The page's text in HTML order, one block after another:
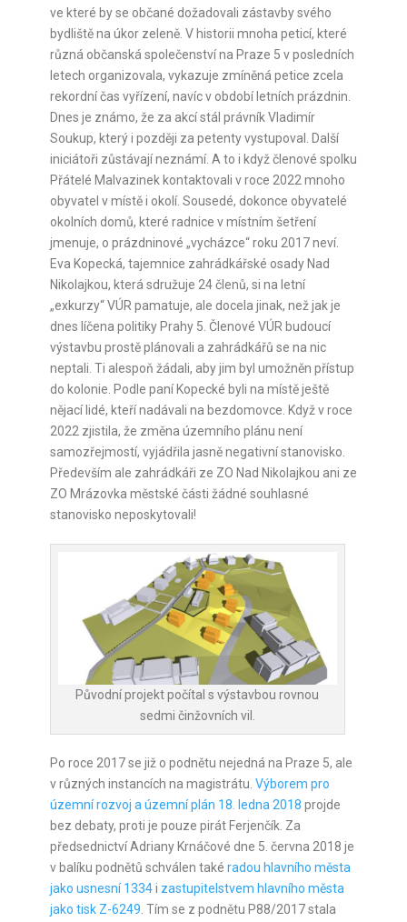
ve které by se občané dožadovali zástavby svého
bydliště na úkor zeleně. V historii mnoha peticí, které
různá občanská společenství na Praze 5 v posledních
letech organizovala, vykazuje zmíněná petice zcela
rekordní čas vyřízení, navíc v období letních prázdnin.
Dnes je známo, že za akcí stál právník Vladimír
Soukup, který i později za petenty vystupoval. Další
iniciátoři zůstávají neznámí. A to i když členové spolku
Přátelé Malvazinek kontaktovali v roce 2022 mnoho
obyvatel v místě i okolí. Sousedé, dokonce obyvatelé
okolních domů, které radnice v místním šetření
jmenuje, o prázdninové „vycházce“ roku 2017 neví.
Eva Kopecká, tajemnice zahrádkářské osady Nad
Nikolajkou, která sdružuje 24 členů, si na letní
„exkurzy“ VÚR pamatuje, ale docela jinak, než jak je
dnes líčena politiky Prahy 5. Členové VÚR budoucí
výstavbu prostě plánovali a zahrádkářů se na nic
neptali. Ti alespoň žádali, aby jim byl umožněn přístup
do kolonie. Podle paní Kopecké byli na místě ještě
nějací lidé, kteří nadávali na bezdomovce. Když v roce
2022 zjistila, že změna územního plánu není
samozřejmostí, vyjádřila jasně negativní stanovisko.
Především ale zahrádkáři ze ZO Nad Nikolajkou ani ze
ZO Mrázovka městské části žádné souhlasné
stanovisko neposkytovali!
Původní projekt počítal s výstavbou rovnou
sedmi činžovních vil.
Po roce 2017 se již o podnětu nejedná na Praze 5, ale
v různých instancích na magistrátu. Výborem pro
územní rozvoj a územní plán 18. ledna 2018 projde
bez debaty, proti je pouze pirát Ferjenčík. Za
předsednictví Adriany Krnáčové dne 5. června 2018 je
v balíku podnětů schválen také radou hlavního města
jako usnesní 1334i zastupitelstvem hlavního města
jako tisk Z-6249. Tím se z podnětu P88/2017 stala